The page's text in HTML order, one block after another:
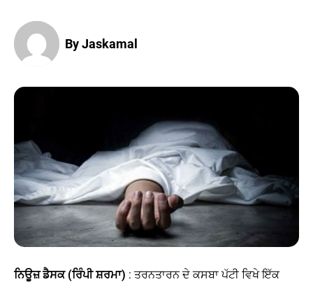
By Jaskamal
ਨਿਊਜ਼ ਡੈਸਕ (ਰਿੰਪੀ ਸ਼ਰਮਾ) : ਤਰਨਤਾਰਨ ਦੇ ਕਸਬਾ ਪੱਟੀ ਵਿਖੇ ਇੱਕ